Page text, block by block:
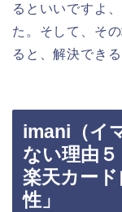
るといいですよ
た。そして、そ
ると、解決でき
imani（イ
ない理由
楽天カー
性」